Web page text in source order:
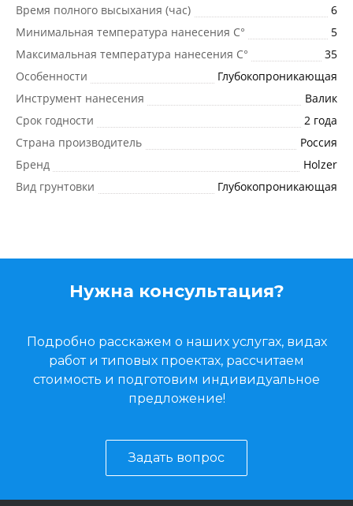
Время полного высыхания (час)
6
Минимальная температура нанесения C°
5
Максимальная температура нанесения C°
35
Особенности
Глубокопроникающая
Инструмент нанесения
Валик
Срок годности
2 года
Страна производитель
Россия
Бренд
Holzer
Вид грунтовки
Глубокопроникающая
Нужна консультация?
Подробно расскажем о наших услугах, видах
работ и типовых проектах, рассчитаем
стоимость и подготовим индивидуальное
предложение!
Задать вопрос